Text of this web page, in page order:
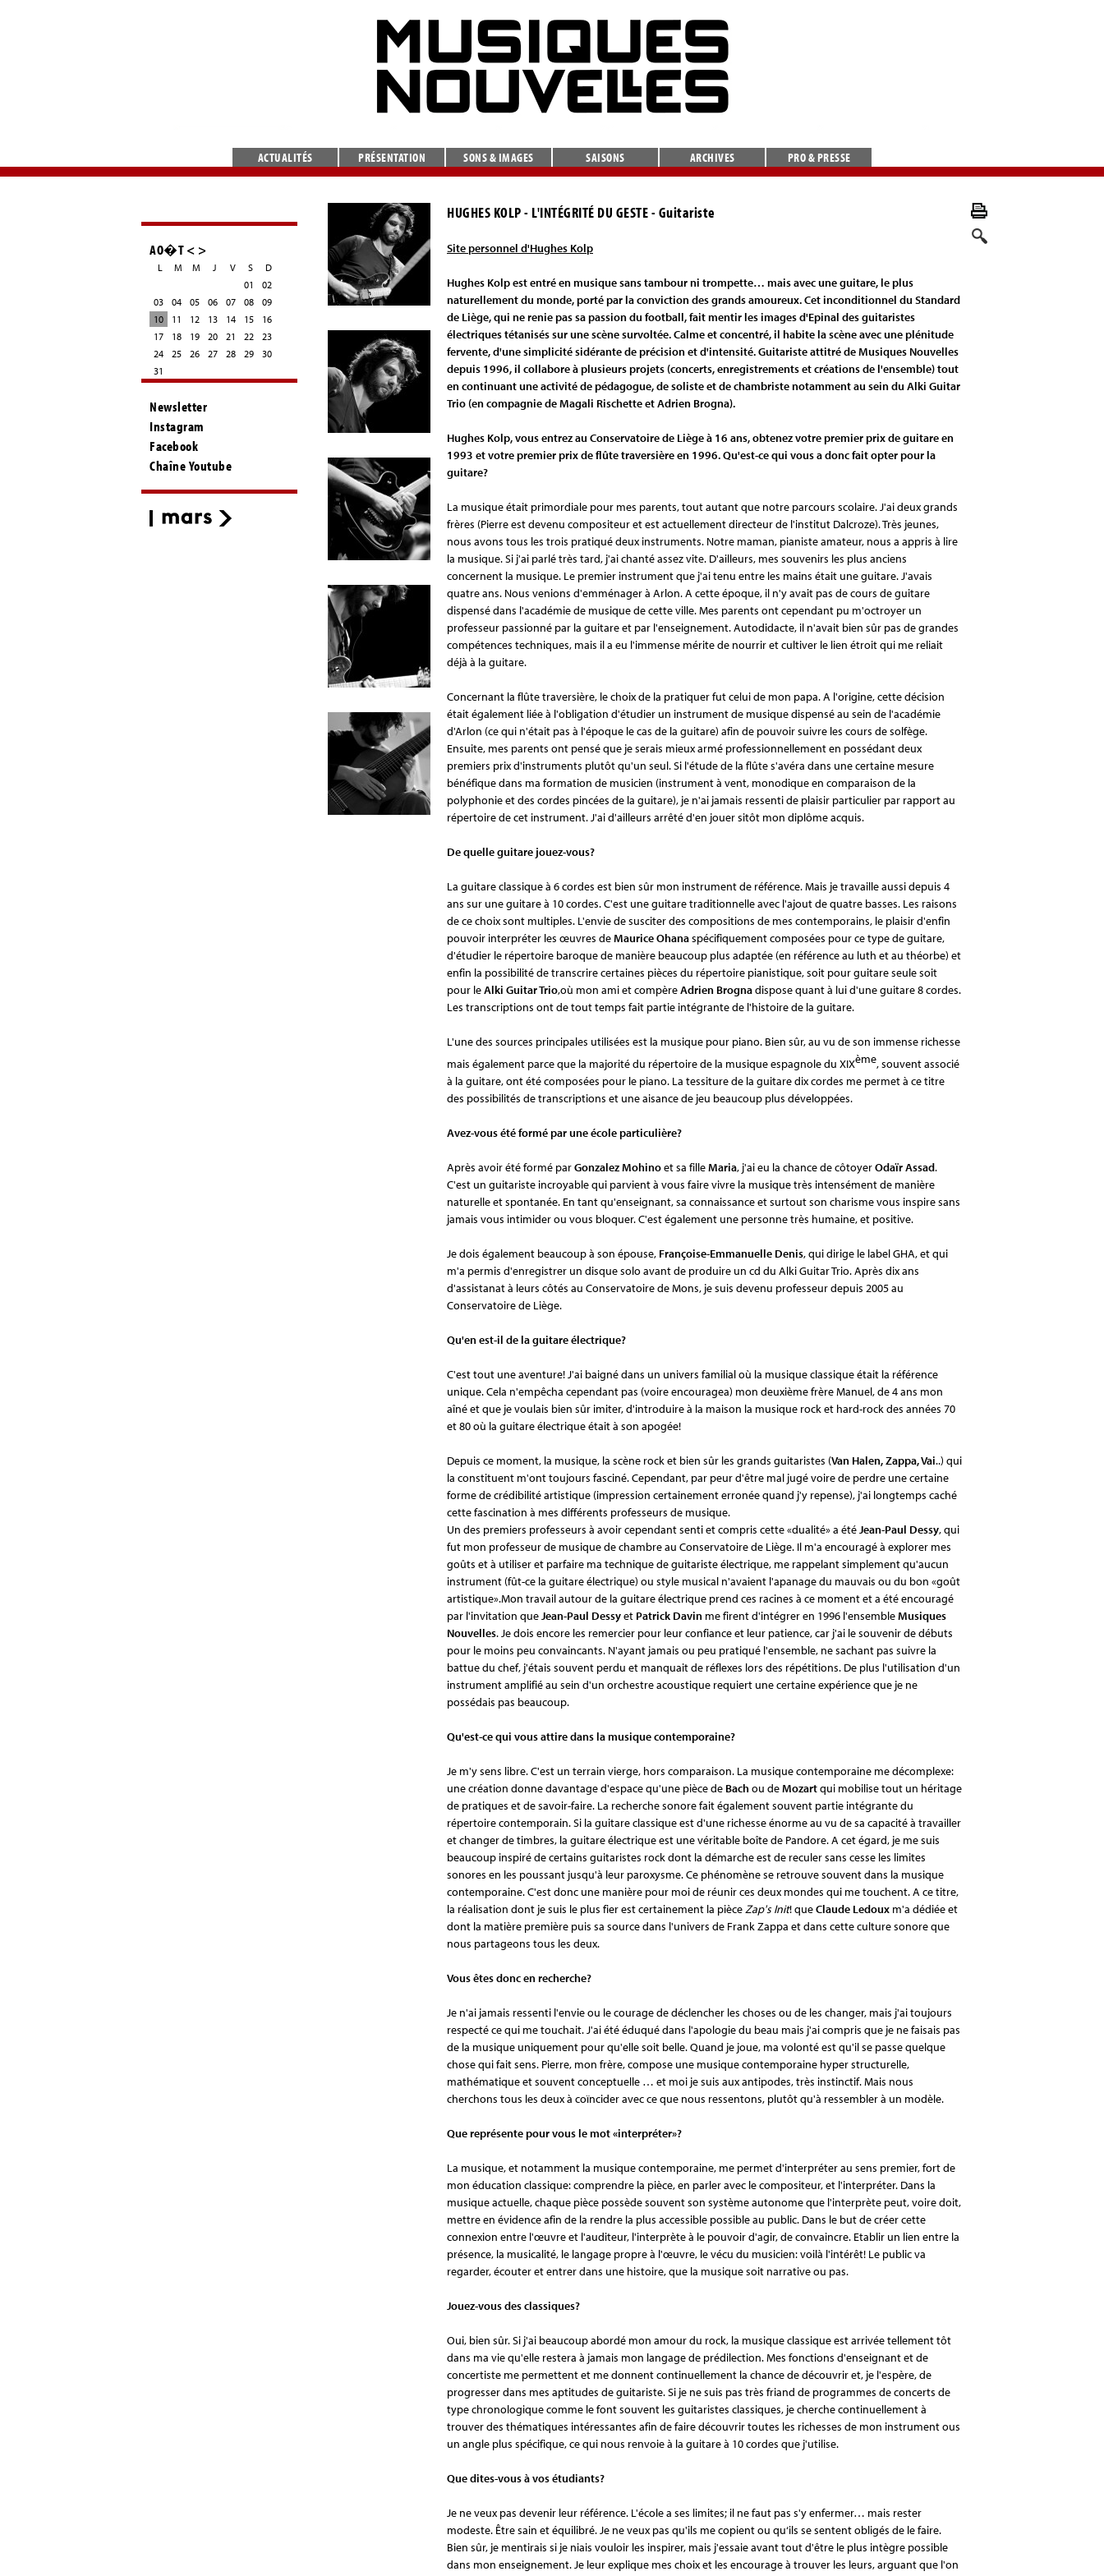
ACTUALITÉS PRÉSENTATION SONS & IMAGES SAISONS ARCHIVES PRO & PRESSE
AO�T< >
L M M J V S
D
01
02
03
04 05 06 07 08
09
10
11 12 13 14 15
16
17
18 19 20 21 22
23
24
25 26 27 28 29
30
31
Newsletter
Instagram
Facebook
Chaîne Youtube
HUGHES KOLP - L'INTÉGRITÉ DU GESTE- Guitariste
Site personnel d'Hughes Kolp
Hughes Kolp est entré en musique sans tambour ni trompette… mais avec une guitare, le plus
naturellement du monde, porté par la conviction des grands amoureux. Cet inconditionnel du Standard
de Liège, qui ne renie pas sa passion du football, fait mentir les images d'Epinal des guitaristes
électriques tétanisés sur une scène survoltée. Calme et concentré, il habite la scène avec une plénitude
fervente, d'une simplicité sidérante de précision et d'intensité. Guitariste attitré de Musiques Nouvelles
depuis 1996, il collabore à plusieurs projets (concerts, enregistrements et créations de l'ensemble) tout
en continuant une activité de pédagogue, de soliste et de chambriste notamment au sein du Alki Guitar
Trio (en compagnie de Magali Rischette et Adrien Brogna).
Hughes Kolp, vous entrez au Conservatoire de Liège à 16 ans, obtenez votre premier prix de guitare en
1993 et votre premier prix de flûte traversière en 1996. Qu'est-ce qui vous a donc fait opter pour la
guitare?
La musique était primordiale pour mes parents, tout autant que notre parcours scolaire. J'ai deux grands
frères (Pierre est devenu compositeur et est actuellement directeur de l'institut Dalcroze). Très jeunes,
nous avons tous les trois pratiqué deux instruments. Notre maman, pianiste amateur, nous a appris à lire
la musique. Si j'ai parlé très tard, j'ai chanté assez vite. D'ailleurs, mes souvenirs les plus anciens
concernent la musique. Le premier instrument que j'ai tenu entre les mains était une guitare. J'avais
quatre ans. Nous venions d'emménager à Arlon. A cette époque, il n'y avait pas de cours de guitare
dispensé dans l'académie de musique de cette ville. Mes parents ont cependant pu m'octroyer un
professeur passionné par la guitare et par l'enseignement. Autodidacte, il n'avait bien sûr pas de grandes
compétences techniques, mais il a eu l'immense mérite de nourrir et cultiver le lien étroit qui me reliait
déjà à la guitare.
Concernant la flûte traversière, le choix de la pratiquer fut celui de mon papa. A l'origine, cette décision
était également liée à l'obligation d'étudier un instrument de musique dispensé au sein de l'académie
d'Arlon (ce qui n'était pas à l'époque le cas de la guitare) afin de pouvoir suivre les cours de solfège.
Ensuite, mes parents ont pensé que je serais mieux armé professionnellement en possédant deux
premiers prix d'instruments plutôt qu'un seul. Si l'étude de la flûte s'avéra dans une certaine mesure
bénéfique dans ma formation de musicien (instrument à vent, monodique en comparaison de la
polyphonie et des cordes pincées de la guitare), je n'ai jamais ressenti de plaisir particulier par rapport au
répertoire de cet instrument. J'ai d'ailleurs arrêté d'en jouer sitôt mon diplôme acquis.
De quelle guitare jouez-vous?
La guitare classique à 6 cordes est bien sûr mon instrument de référence. Mais je travaille aussi depuis 4
ans sur une guitare à 10 cordes. C'est une guitare traditionnelle avec l'ajout de quatre basses. Les raisons
de ce choix sont multiples. L'envie de susciter des compositions de mes contemporains, le plaisir d'enfin
pouvoir interpréter les œuvres deMaurice Ohanaspécifiquement composées pour ce type de guitare,
d'étudier le répertoire baroque de manière beaucoup plus adaptée (en référence au luth et au théorbe) et
enfin la possibilité de transcrire certaines pièces du répertoire pianistique, soit pour guitare seule soit
pour leAlki Guitar Trio,où mon ami et compèreAdrien Brognadispose quant à lui d'une guitare 8 cordes.
Les transcriptions ont de tout temps fait partie intégrante de l'histoire de la guitare.
L'une des sources principales utilisées est la musique pour piano. Bien sûr, au vu de son immense richesse
mais également parce que la majorité du répertoire de la musique espagnole du XIXème, souvent associé
à la guitare, ont été composées pour le piano. La tessiture de la guitare dix cordes me permet à ce titre
des possibilités de transcriptions et une aisance de jeu beaucoup plus développées.
Avez-vous été formé par une école particulière?
Après avoir été formé parGonzalez Mohinoet sa filleMaria, j'ai eu la chance de côtoyerOdaïr Assad.
C'est un guitariste incroyable qui parvient à vous faire vivre la musique très intensément de manière
naturelle et spontanée. En tant qu'enseignant, sa connaissance et surtout son charisme vous inspire sans
jamais vous intimider ou vous bloquer. C'est également une personne très humaine, et positive.
Je dois également beaucoup à son épouse, Françoise-Emmanuelle Denis, qui dirige le label GHA, et qui
m'a permis d'enregistrer un disque solo avant de produire un cd du Alki Guitar Trio. Après dix ans
d'assistanat à leurs côtés au Conservatoire de Mons, je suis devenu professeur depuis 2005 au
Conservatoire de Liège.
Qu'en est-il de la guitare électrique?
C'est tout une aventure! J'ai baigné dans un univers familial où la musique classique était la référence
unique. Cela n'empêcha cependant pas (voire encouragea) mon deuxième frère Manuel, de 4 ans mon
aîné et que je voulais bien sûr imiter, d'introduire à la maison la musique rock et hard-rock des années 70
et 80 où la guitare électrique était à son apogée!
Depuis ce moment, la musique, la scène rock et bien sûr les grands guitaristes (Van Halen, Zappa, Vai..) qui
la constituent m'ont toujours fasciné. Cependant, par peur d'être mal jugé voire de perdre une certaine
forme de crédibilité artistique (impression certainement erronée quand j'y repense), j'ai longtemps caché
cette fascination à mes différents professeurs de musique.
Un des premiers professeurs à avoir cependant senti et compris cette «dualité» a étéJean-Paul Dessy, qui
fut mon professeur de musique de chambre au Conservatoire de Liège. Il m'a encouragé à explorer mes
goûts et à utiliser et parfaire ma technique de guitariste électrique, me rappelant simplement qu'aucun
instrument (fût-ce la guitare électrique) ou style musical n'avaient l'apanage du mauvais ou du bon «goût
artistique».Mon travail autour de la guitare électrique prend ces racines à ce moment et a été encouragé
par l'invitation queJean-Paul Dessyet Patrick Davin me firent d'intégrer en 1996 l'ensembleMusiques
Nouvelles. Je dois encore les remercier pour leur confiance et leur patience, car j'ai le souvenir de débuts
pour le moins peu convaincants. N'ayant jamais ou peu pratiqué l'ensemble, ne sachant pas suivre la
battue du chef, j'étais souvent perdu et manquait de réflexes lors des répétitions. De plus l'utilisation d'un
instrument amplifié au sein d'un orchestre acoustique requiert une certaine expérience que je ne
possédais pas beaucoup.
Qu'est-ce qui vous attire dans la musique contemporaine?
Je m'y sens libre. C'est un terrain vierge, hors comparaison. La musique contemporaine me décomplexe:
une création donne davantage d'espace qu'une pièce de Bachou deMozartqui mobilise tout un héritage
de pratiques et de savoir-faire. La recherche sonore fait également souvent partie intégrante du
répertoire contemporain. Si la guitare classique est d'une richesse énorme au vu de sa capacité à travailler
et changer de timbres, la guitare électrique est une véritable boîte de Pandore. A cet égard, je me suis
beaucoup inspiré de certains guitaristes rock dont la démarche est de reculer sans cesse les limites
sonores en les poussant jusqu'à leur paroxysme. Ce phénomène se retrouve souvent dans la musique
contemporaine. C'est donc une manière pour moi de réunir ces deux mondes qui me touchent. A ce titre,
la réalisation dont je suis le plus fier est certainement la pièceZap's Init! queClaude Ledoux m'a dédiée et
dont la matière première puis sa source dans l'univers de Frank Zappa et dans cette culture sonore que
nous partageons tous les deux.
Vous êtes donc en recherche?
Je n'ai jamais ressenti l'envie ou le courage de déclencher les choses ou de les changer, mais j'ai toujours
respecté ce qui me touchait. J'ai été éduqué dans l'apologie du beau mais j'ai compris que je ne faisais pas
de la musique uniquement pour qu'elle soit belle. Quand je joue, ma volonté est qu'il se passe quelque
chose qui fait sens. Pierre, mon frère, compose une musique contemporaine hyper structurelle,
mathématique et souvent conceptuelle … et moi je suis aux antipodes, très instinctif. Mais nous
cherchons tous les deux à coïncider avec ce que nous ressentons, plutôt qu'à ressembler à un modèle.
Que représente pour vous le mot «interpréter»?
La musique, et notamment la musique contemporaine, me permet d'interpréter au sens premier, fort de
mon éducation classique: comprendre la pièce, en parler avec le compositeur, et l'interpréter. Dans la
musique actuelle, chaque pièce possède souvent son système autonome que l'interprète peut, voire doit,
mettre en évidence afin de la rendre la plus accessible possible au public. Dans le but de créer cette
connexion entre l'œuvre et l'auditeur, l'interprète à le pouvoir d'agir, de convaincre. Etablir un lien entre la
présence, la musicalité, le langage propre à l'œuvre, le vécu du musicien: voilà l'intérêt! Le public va
regarder, écouter et entrer dans une histoire, que la musique soit narrative ou pas.
Jouez-vous des classiques?
Oui, bien sûr. Si j'ai beaucoup abordé mon amour du rock, la musique classique est arrivée tellement tôt
dans ma vie qu'elle restera à jamais mon langage de prédilection. Mes fonctions d'enseignant et de
concertiste me permettent et me donnent continuellement la chance de découvrir et, je l'espère, de
progresser dans mes aptitudes de guitariste. Si je ne suis pas très friand de programmes de concerts de
type chronologique comme le font souvent les guitaristes classiques, je cherche continuellement à
trouver des thématiques intéressantes afin de faire découvrir toutes les richesses de mon instrument ous
un angle plus spécifique, ce qui nous renvoie à la guitare à 10 cordes que j'utilise.
Que dites-vous à vos étudiants?
Je ne veux pas devenir leur référence. L'école a ses limites; il ne faut pas s'y enfermer… mais rester
modeste. Être sain et équilibré. Je ne veux pas qu'ils me copient ou qu‘ils se sentent obligés de le faire.
Bien sûr, je mentirais si je niais vouloir les inspirer, mais j'essaie avant tout d'être le plus intègre possible
dans mon enseignement. Je leur explique mes choix et les encourage à trouver les leurs, arguant que l'on